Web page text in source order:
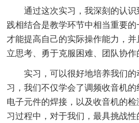
通过这次实习，我深刻的认识
践相结合是教学环节中相当重要
才能提高自己的实际操作能力，
立思考、勇于克服困难、团队协作
实习，可以很好地培养我们的
习，我们不仅学会了调频收音机
电子元件的焊接，以及收音机的
习过程中，对于我们，最具挑战